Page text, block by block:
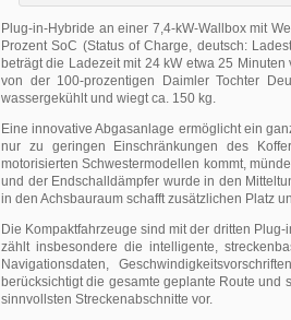
Plug-in-Hybride an einer 7,4-kW-Wallbox mit
Prozent SoC (Status of Charge, deutsch:
beträgt die Ladezeit mit 24 kW etwa 25
von der 100-prozentigen Daimler Tochter
wassergekühlt und wiegt ca. 150 kg.
Eine innovative Abgasanlage ermöglicht ein
nur zu geringen Einschränkungen des
motorisierten Schwestermodellen kommt,
und der Endschalldämpfer wurde in den
in den Achsbauraum schafft zusätzlichen Platz
Die Kompaktfahrzeuge sind mit der dritten
zählt insbesondere die intelligente,
Navigationsdaten,
berücksichtigt die gesamte geplante Route und
sinnvollsten Streckenabschnitte vor.